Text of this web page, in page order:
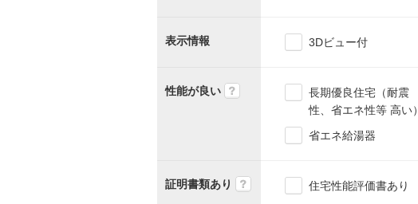
表示情報 3Dビュー付
性能が良い
長期優良住宅（耐震
性、省エネ性等 高い）
省エネ給湯器
証明書類あり 住宅性能評価書あり